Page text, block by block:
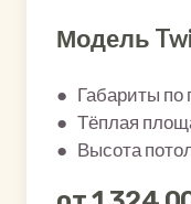
Модель
● Габариты по
● Тёплая
● Высота